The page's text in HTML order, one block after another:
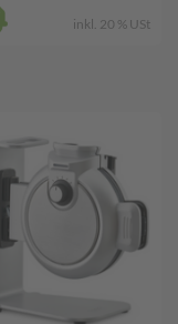
inkl. 20 % USt